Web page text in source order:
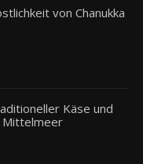
von Chanukka
Käse und
Mittelmeer